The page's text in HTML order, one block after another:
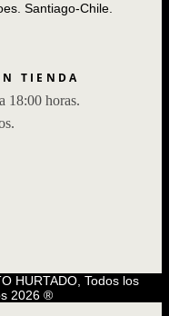
Santiago-Chile.
TIENDA
18:00 horas.
HURTADO, Todos los
2026 ®